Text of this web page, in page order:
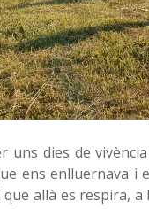
uns dies de
ens enlluernava i
allà es respira, a